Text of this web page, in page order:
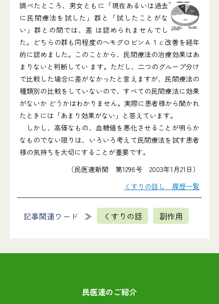
調べたところ、男女ともに「現在あるいは過去
に民間療法を試した」群と「試したことがな
い」群との間では、差 は認められませんでし
た。どちらの群も同程度のヘモグロビンＡ１ｃ改善を経年
的に認めました。このことから、民間療法の治療効果はあ
まりないと判断してい ます。ただし、二つのグループ分け
で比較した場合に差がなかったと言えますが、民間療法の
種類別の比較をしていないので、すべての民間療法に効果
がないか どうかはわかりません。実際に患者様から聞かれ
たときには「あまり効果がない」と答えています。
しかし、高価なもの、血糖値を悪化させることが明らか
なものでない限りは、いろいろ考えて民間療法を試す患者
様の気持ちを大切にすることが重要です。
（民医連新聞 第1298号 2003年1月21日）
くすりの話し 履歴一覧
記事関連ワード くすりの話 副作用
民医連のご紹介